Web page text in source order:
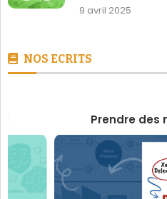
9 avril 2025
NOS ECRITS
Prendre des notes